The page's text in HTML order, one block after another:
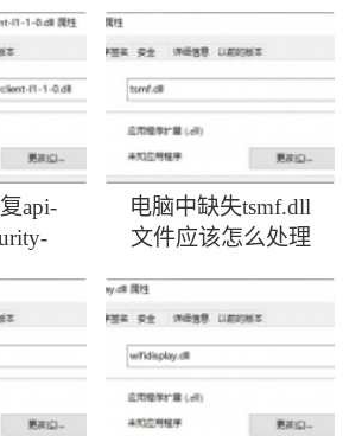
api-
电脑中缺失tsmf.dll
文件应该怎么处理